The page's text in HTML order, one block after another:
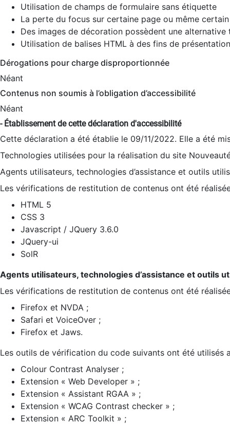
Utilisation de champs de formulaire sans étiquette
La perte du focus sur certaine page ou même
Des images de décoration possèdent une alternative
Utilisation de balises HTML à des fins de
Dérogations pour charge disproportionnée
Néant
Contenus non soumis à l’obligation d’accessibilité
Néant
- Établissement de cette déclaration d'accessibilité
Cette déclaration a été établie le 09/11/2022. Elle a été
Technologies utilisées pour la réalisation du site
Agents utilisateurs, technologies d’assistance et outils
Les vérifications de restitution de contenus ont été
HTML 5
CSS 3
Javascript / JQuery 3.6.0
JQuery-ui
SolR
Agents utilisateurs, technologies d’assistance et outils
Les vérifications de restitution de contenus ont été
Firefox et NVDA ;
Safari et VoiceOver ;
Firefox et Jaws.
Les outils de vérification du code suivants ont été utilisés
Colour Contrast Analyser ;
Extension « Web Developer » ;
Extension « Assistant RGAA » ;
Extension « WCAG Contrast checker » ;
Extension « ARC Toolkit » ;